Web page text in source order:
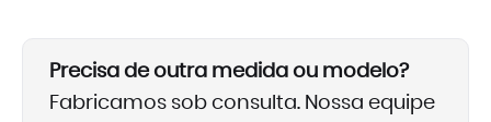
Precisa de outra medida ou modelo?
Fabricamos sob consulta. Nossa equipe